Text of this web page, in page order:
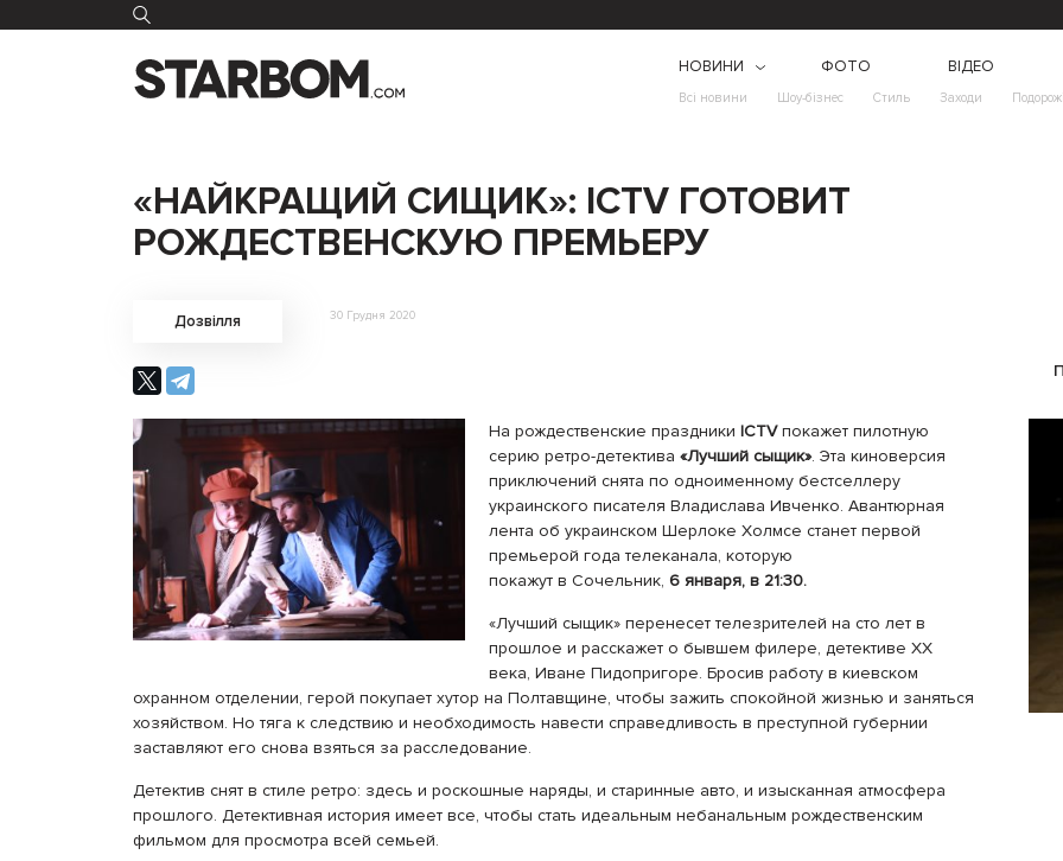
НОВИНИ
Всі новини Шоу-бізнес Стиль Заходи Подорожі
ФОТО ВІДЕО
«НАЙКРАЩИЙ СИЩИК»: ICTV ГОТОВИТ
РОЖДЕСТВЕНСКУЮ ПРЕМЬЕРУ
Дозвілля 30 Грудня 2020
На рождественские праздники ICTVпокажет пилотную
серию ретро-детектива «Лучший сыщик». Эта киноверсия
приключений снята по одноименному бестселлеру
украинского писателя Владислава Ивченко. Авантюрная
лента об украинском Шерлоке Холмсе станет первой
премьерой года телеканала, которую
покажут в Сочельник, 6 января, в 21:30.
«Лучший сыщик» перенесет телезрителей на сто лет в
прошлое и расскажет о бывшем филере, детективе ХХ
века, Иване Пидопригоре. Бросив работу в киевском
охранном отделении, герой покупает хутор на Полтавщине, чтобы зажить спокойной жизнью и заняться
хозяйством. Но тяга к следствию и необходимость навести справедливость в преступной губернии
заставляют его снова взяться за расследование.
Детектив снят в стиле ретро: здесь и роскошные наряды, и старинные авто, и изысканная атмосфера
прошлого. Детективная история имеет все, чтобы стать идеальным небанальным рождественским
фильмом для просмотра всей семьей.